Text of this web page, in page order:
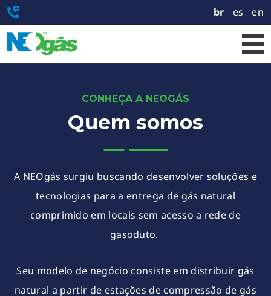
br es en
CONHEÇA A NEOGÁS
Quem somos
A NEOgás surgiu buscando desenvolver soluções e
tecnologias para a entrega de gás natural
comprimido em locais sem acesso a rede de
gasoduto.
Seu modelo de negócio consiste em distribuir gás
natural a partir de estações de compressão de gás